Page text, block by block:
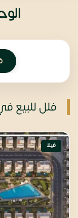
فلل للبيع
فيلا